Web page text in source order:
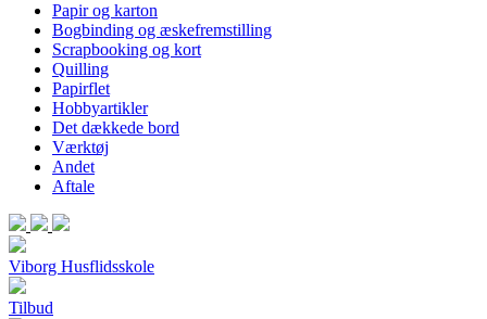
Papir og karton
Bogbinding og æskefremstilling
Scrapbooking og kort
Quilling
Papirflet
Hobbyartikler
Det dækkede bord
Værktøj
Andet
Aftale
Viborg Husflidsskole
Tilbud